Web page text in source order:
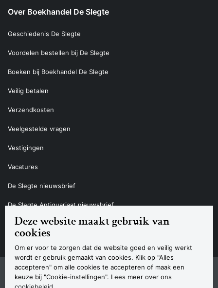
Deze website maakt gebruik van
cookies
Om er voor te zorgen dat de website goed en veilig werkt
wordt er gebruik gemaakt van cookies. Klik op "Alles
accepteren" om alle cookies te accepteren of maak een
keuze bij "Cookie-instellingen". Lees meer over ons
Over Boekhandel De Slegte
Geschiedenis De Slegte
Voordelen bestellen bij De Slegte
Boeken bij Boekhandel De Slegte
Veilig betalen
Verzendkosten
Veelgestelde vragen
Vestigingen
Vacatures
De Slegte nieuwsbrief
De Slegte Antiquariaat nieuwsbrief
Contact
Navigatie
SitemapPrivacyverklaring CookieverklaringAlgemene voorwaardenDisclaimer
Contact